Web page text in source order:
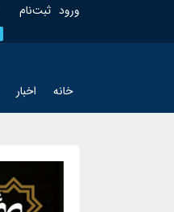
ورود ثبت‌نام
خانه اخبار